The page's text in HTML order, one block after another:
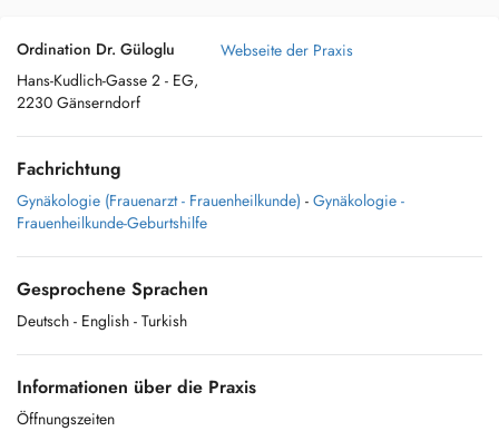
Ordination Dr. Güloglu
Hans-Kudlich-Gasse 2 - EG,
2230 Gänserndorf
Webseite der Praxis
Fachrichtung
Gynäkologie (Frauenarzt - Frauenheilkunde) - Gynäkologie -
Frauenheilkunde-Geburtshilfe
Gesprochene Sprachen
Deutsch - English - Turkish
Informationen über die Praxis
Öffnungszeiten